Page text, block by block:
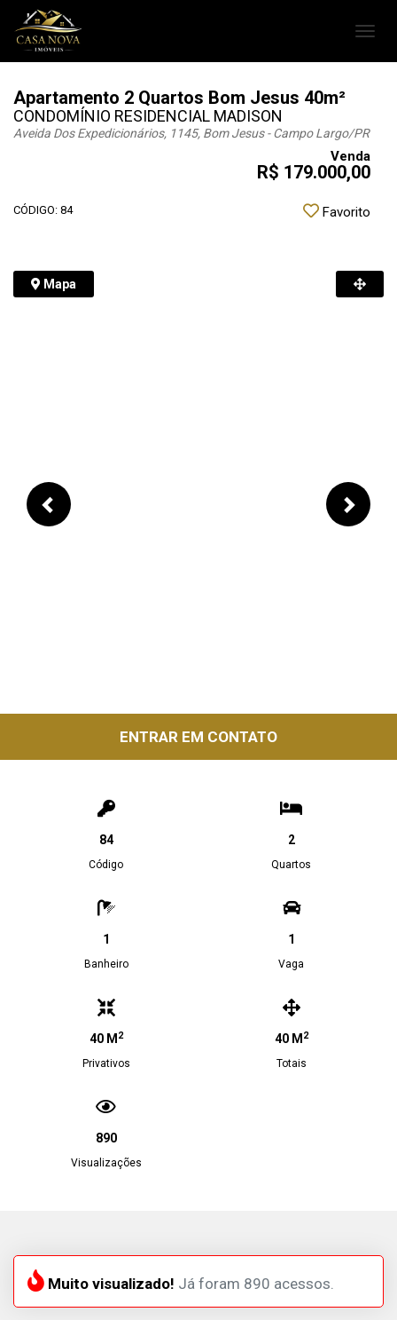
Apartamento 2 Quartos Bom Jesus 40m²
CONDOMÍNIO RESIDENCIAL MADISON
Aveida Dos Expedicionários, 1145, Bom Jesus - Campo Largo/PR
Venda
R$ 179.000,00
CÓDIGO: 84 Favorito
Mapa
Previous Next
ENTRAR EM CONTATO
84
Código
2
Quartos
1
Banheiro
1
Vaga
40 M 2
Privativos
40 M 2
Totais
890
Visualizações
Muito visualizado! Já foram 890 acessos.